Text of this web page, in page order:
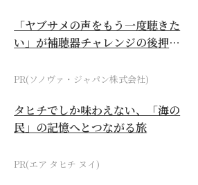
「ヤブサメの声をもう一度聴きた
い」が補聴器チャレンジの後押し
PR(ソノヴァ・ジャパン株式会社)
タヒチでしか味わえない、「海の
民」の記憶へとつながる旅
PR(エア タヒチ ヌイ)